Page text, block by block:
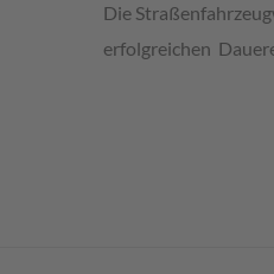
Die
erfolgreichen